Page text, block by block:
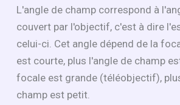
L'angle de champ correspond à
couvert par l'objectif, c'est à dire
celui-ci. Cet angle dépend de la
est courte, plus l'angle de champ
focale est grande (téléobjectif),
champ est petit.